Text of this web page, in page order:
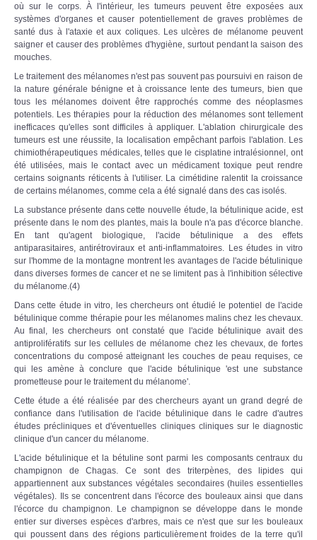
où sur le corps. À l'intérieur, les tumeurs peuvent être exposées aux
systèmes d'organes et causer potentiellement de graves problèmes de
santé dus à l'ataxie et aux coliques. Les ulcères de mélanome peuvent
saigner et causer des problèmes d'hygiène, surtout pendant la saison des
mouches.
Le traitement des mélanomes n'est pas souvent pas poursuivi en raison de
la nature générale bénigne et à croissance lente des tumeurs, bien que
tous les mélanomes doivent être rapprochés comme des néoplasmes
potentiels. Les thérapies pour la réduction des mélanomes sont tellement
inefficaces qu'elles sont difficiles à appliquer. L'ablation chirurgicale des
tumeurs est une réussite, la localisation empêchant parfois l'ablation. Les
chimiothérapeutiques médicales, telles que le cisplatine intralésionnel, ont
été utilisées, mais le contact avec un médicament toxique peut rendre
certains soignants réticents à l'utiliser. La cimétidine ralentit la croissance
de certains mélanomes, comme cela a été signalé dans des cas isolés.
La substance présente dans cette nouvelle étude, la bétulinique acide, est
présente dans le nom des plantes, mais la boule n'a pas d'écorce blanche.
En tant qu'agent biologique, l'acide bétulinique a des effets
antiparasitaires, antirétroviraux et anti-inflammatoires. Les études in vitro
sur l'homme de la montagne montrent les avantages de l'acide bétulinique
dans diverses formes de cancer et ne se limitent pas à l'inhibition sélective
du mélanome.(4)
Dans cette étude in vitro, les chercheurs ont étudié le potentiel de l'acide
bétulinique comme thérapie pour les mélanomes malins chez les chevaux.
Au final, les chercheurs ont constaté que l'acide bétulinique avait des
antiprolifératifs sur les cellules de mélanome chez les chevaux, de fortes
concentrations du composé atteignant les couches de peau requises, ce
qui les amène à conclure que l'acide bétulinique 'est une substance
prometteuse pour le traitement du mélanome'.
Cette étude a été réalisée par des chercheurs ayant un grand degré de
confiance dans l'utilisation de l'acide bétulinique dans le cadre d'autres
études précliniques et d'éventuelles cliniques cliniques sur le diagnostic
clinique d'un cancer du mélanome.
L'acide bétulinique et la bétuline sont parmi les composants centraux du
champignon de Chagas. Ce sont des triterpènes, des lipides qui
appartiennent aux substances végétales secondaires (huiles essentielles
végétales). Ils se concentrent dans l'écorce des bouleaux ainsi que dans
l'écorce du champignon. Le champignon se développe dans le monde
entier sur diverses espèces d'arbres, mais ce n'est que sur les bouleaux
qui poussent dans des régions particulièrement froides de la terre qu'il